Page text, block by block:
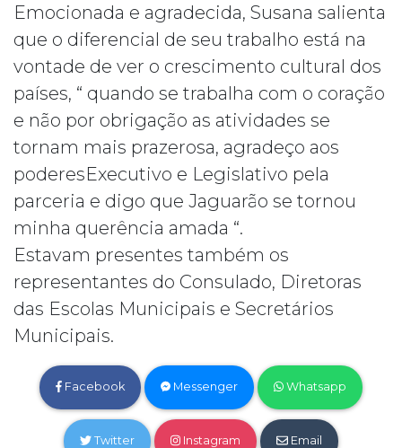
Emocionada e agradecida, Susana salienta
que o diferencial de seu trabalho está na
vontade de ver o crescimento cultural dos
países, “ quando se trabalha com o coração
e não por obrigação as atividades se
tornam mais prazerosa, agradeço aos
poderesExecutivo e Legislativo pela
parceria e digo que Jaguarão se tornou
minha querência amada “.
Estavam presentes também os
representantes do Consulado, Diretoras
das Escolas Municipais e Secretários
Municipais.
Facebook Messenger Whatsapp
Twitter Instagram Email